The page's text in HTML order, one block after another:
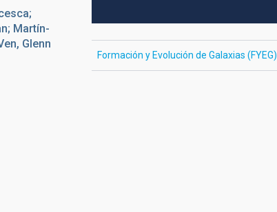
Martín-
Glenn
Formación y Evolución de Galaxias (FYEG)